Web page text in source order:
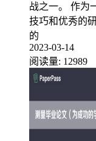
战之一。 作为
技巧和优秀的
的
2023-03-14
阅读量: 12989